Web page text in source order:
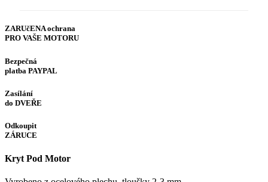
ZARUčENA ochrana
PRO VAŠE MOTORU
Bezpečná
platba PAYPAL
Zasílání
do DVEŘE
Odkoupit
ZÁRUCE
Kryt Pod Motor